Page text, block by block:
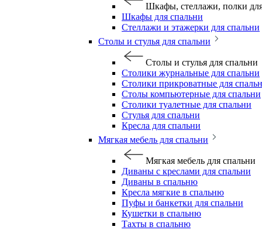
Шкафы, стеллажи, полки
Шкафы для спальни
Стеллажи и этажерки для спальни
Столы и стулья для спальни
Столы и стулья для спальни
Столики журнальные для спальни
Столики прикроватные для
Столы компьютерные для спальни
Столики туалетные для спальни
Стулья для спальни
Кресла для спальни
Мягкая мебель для спальни
Мягкая мебель для спальни
Диваны с креслами для спальни
Диваны в спальню
Кресла мягкие в спальню
Пуфы и банкетки для спальни
Кушетки в спальню
Тахты в спальню